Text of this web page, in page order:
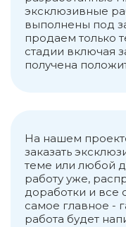
эксклюзивные
выполнены под
продаем только
стадии включая
получена
На нашем
заказать
теме или любой
работу уже,
доработки и все
самое главное -
работа будет